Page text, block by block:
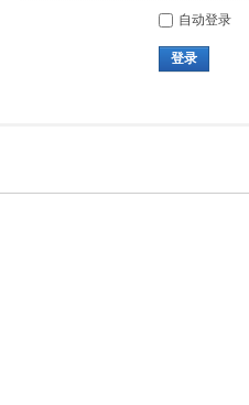
自动登录
登录